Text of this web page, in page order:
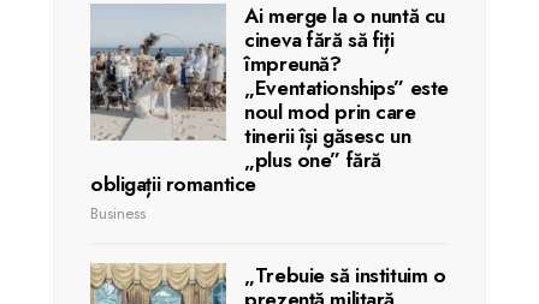
Ai merge la o nuntă cu
cineva fără să fiți
împreună?
„Eventationships” este
noul mod prin care
tinerii își găsesc un
„plus one” fără
obligații romantice
Business
„Trebuie să instituim o